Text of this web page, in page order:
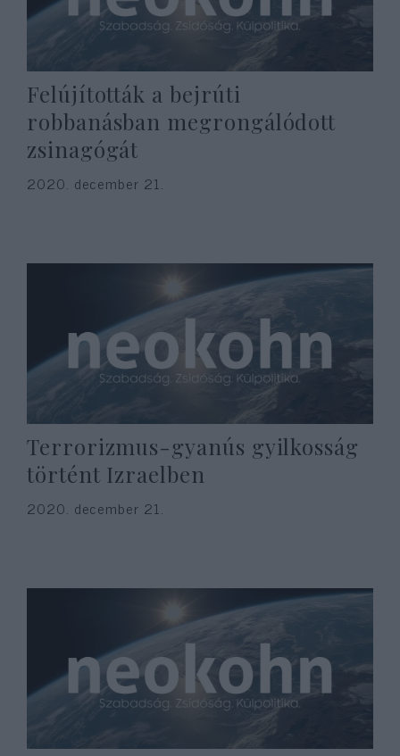
Felújították a bejrúti
robbanásban megrongálódott
zsinagógát
2020. december 21.
Terrorizmus-gyanús gyilkosság
történt Izraelben
2020. december 21.